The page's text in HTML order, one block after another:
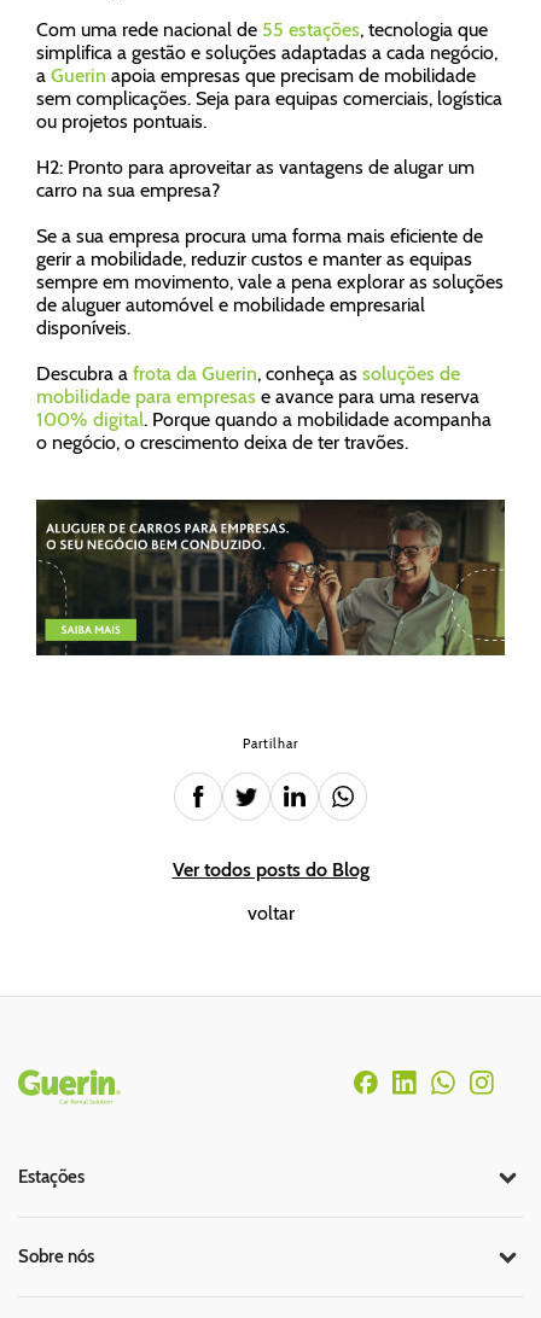
Com uma rede nacional de 55 estações, tecnologia que
simplifica a gestão e soluções adaptadas a cada negócio,
a Guerin apoia empresas que precisam de mobilidade
sem complicações. Seja para equipas comerciais, logística
ou projetos pontuais.
H2: Pronto para aproveitar as vantagens de alugar um
carro na sua empresa?
Se a sua empresa procura uma forma mais eficiente de
gerir a mobilidade, reduzir custos e manter as equipas
sempre em movimento, vale a pena explorar as soluções
de aluguer automóvel e mobilidade empresarial
disponíveis.
Descubra a frota da Guerin, conheça as soluções de
mobilidade para empresas e avance para uma reserva
100% digital. Porque quando a mobilidade acompanha
o negócio, o crescimento deixa de ter travões.
Partilhar
Ver todos posts do Blog
voltar
Rodapé
Estações
Sobre nós